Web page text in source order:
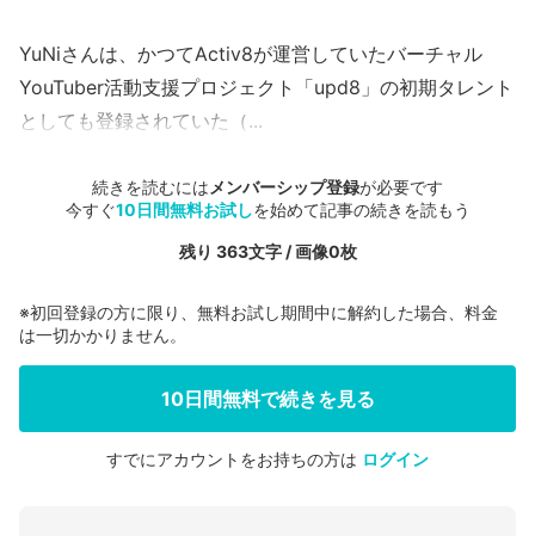
YuNiさんは、かつてActiv8が運営していたバーチャル
YouTuber活動支援プロジェクト「upd8」の初期タレント
としても登録されていた（...
続きを読むには メンバーシップ登録が必要です
今すぐ10日間無料お試しを始めて記事の続きを読もう
残り 363文字 / 画像0枚
会員登録する
※初回登録の方に限り、無料お試し期間中に解約した場合、料金
は一切かかりません。
10日間無料で続きを見る
すでにアカウントをお持ちの方は ログイン